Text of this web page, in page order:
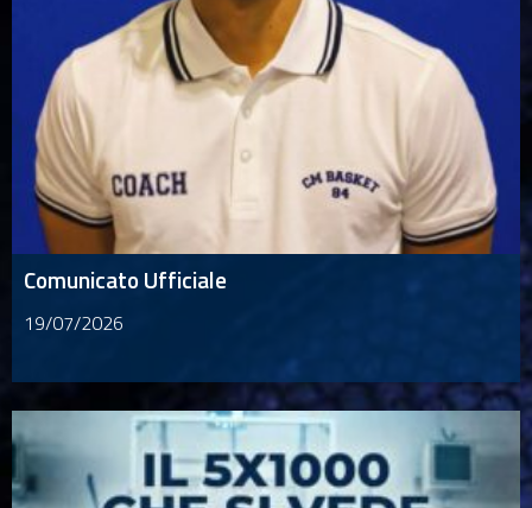
Comunicato Ufficiale
19/07/2026